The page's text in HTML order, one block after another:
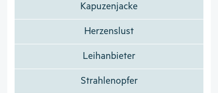
Kapuzenjacke
Herzenslust
Leihanbieter
Strahlenopfer